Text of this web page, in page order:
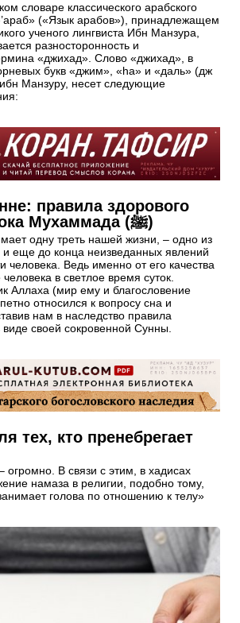
словаре классического арабского
(«Язык арабов»), принадлежащем
ученого лингвиста Ибн Манзура,
разносторонность и
«джихад». Слово «джихад», в
букв «джим», «hа» и «даль» (дж
Манзуру, несет следующие
правила здорового
сна от Пророка Мухаммада (ﷺ)
одну треть нашей жизни, – одно из
еще до конца неизведанных явлений
человека. Ведь именно от его качества
в светлое время суток.
Аллаха (мир ему и благословение
относился к вопросу сна и
нам в наследство правила
виде своей сокровенной Сунны.
тех, кто пренебрегает
огромно. В связи с этим, в хадисах
намаза в религии, подобно тому,
голова по отношению к телу»